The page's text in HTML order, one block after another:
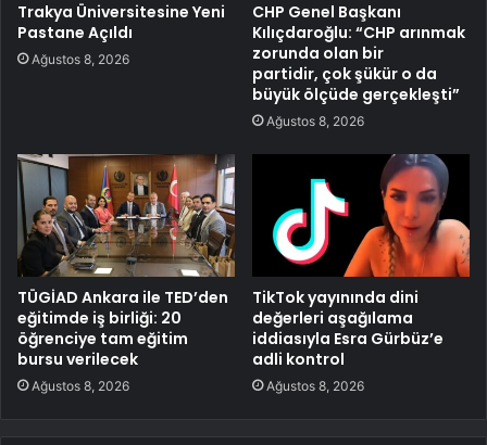
Trakya Üniversitesine Yeni
Pastane Açıldı
Ağustos 8, 2026
CHP Genel Başkanı
Kılıçdaroğlu: “CHP arınmak
zorunda olan bir
partidir, çok şükür o da
büyük ölçüde gerçekleşti”
Ağustos 8, 2026
TÜGİAD Ankara ile TED’den
eğitimde iş birliği: 20
öğrenciye tam eğitim
bursu verilecek
Ağustos 8, 2026
TikTok yayınında dini
değerleri aşağılama
iddiasıyla Esra Gürbüz’e
adli kontrol
Ağustos 8, 2026